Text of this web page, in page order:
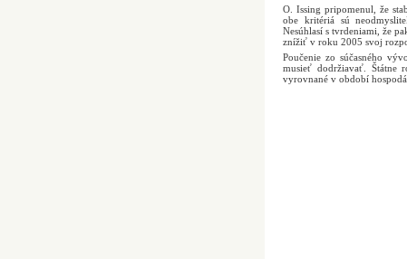
O. Issing pripomenul, že
obe kritériá sú
Nesúhlasí s tvrdeniami, že
znížiť v roku 2005 svoj
Poučenie zo súčasného
musieť dodržiavať. Štátne
vyrovnané v období